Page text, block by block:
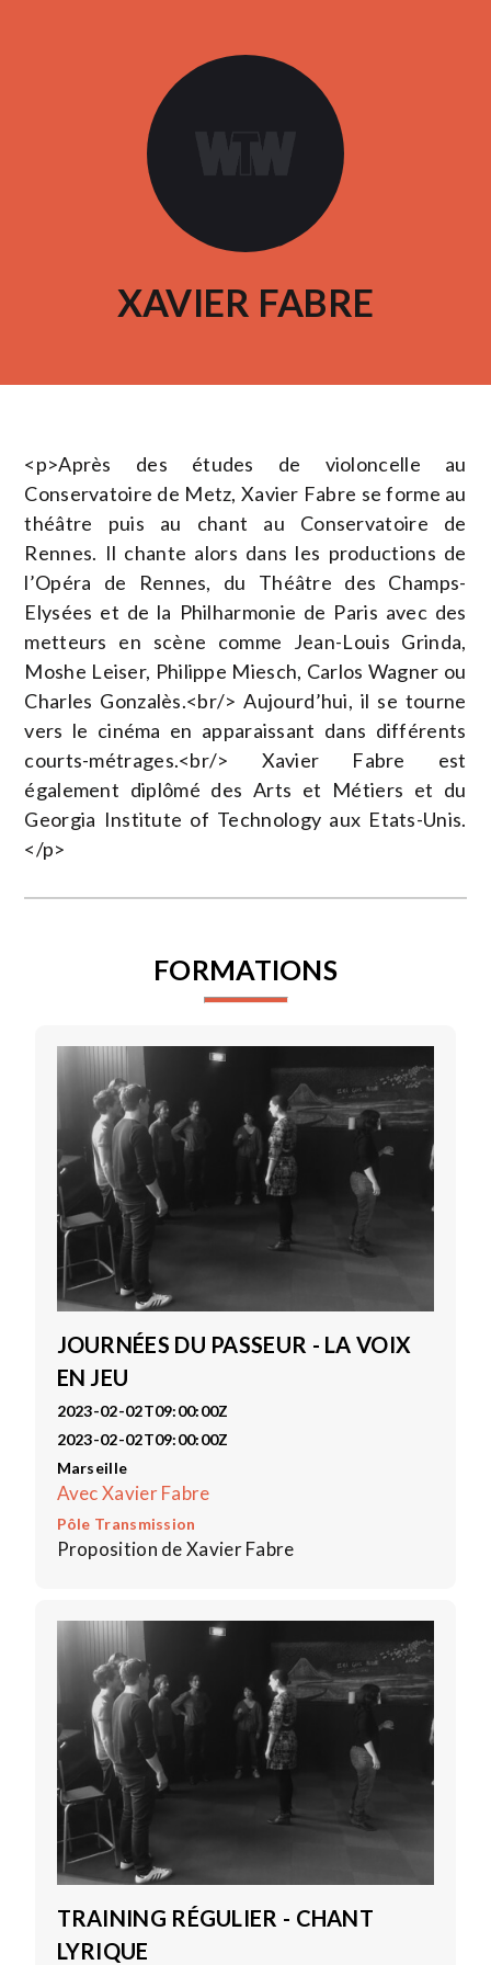
XAVIER FABRE
<p>Après des études de violoncelle au
Conservatoire de Metz, Xavier Fabre se forme au
théâtre puis au chant au Conservatoire de
Rennes. Il chante alors dans les productions de
l’Opéra de Rennes, du Théâtre des Champs-
Elysées et de la Philharmonie de Paris avec des
metteurs en scène comme Jean-Louis Grinda,
Moshe Leiser, Philippe Miesch, Carlos Wagner ou
Charles Gonzalès.<br/> Aujourd’hui, il se tourne
vers le cinéma en apparaissant dans différents
courts-métrages.<br/> Xavier Fabre est
également diplômé des Arts et Métiers et du
Georgia Institute of Technology aux Etats-Unis.
</p>
FORMATIONS
JOURNÉES DU PASSEUR - LA VOIX
EN JEU
2023-02-02T09:00:00Z
2023-02-02T09:00:00Z
Marseille
Avec Xavier Fabre
Pôle Transmission
Proposition de Xavier Fabre
TRAINING RÉGULIER - CHANT
LYRIQUE